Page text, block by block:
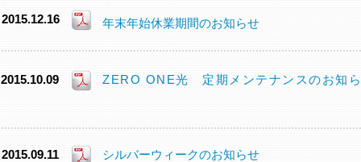
2015.12.16 年末年始休業期間のお知らせ
2015.10.09 ZERO ONE光 定期メンテナンスのお知
2015.09.11 シルバーウィークのお知らせ